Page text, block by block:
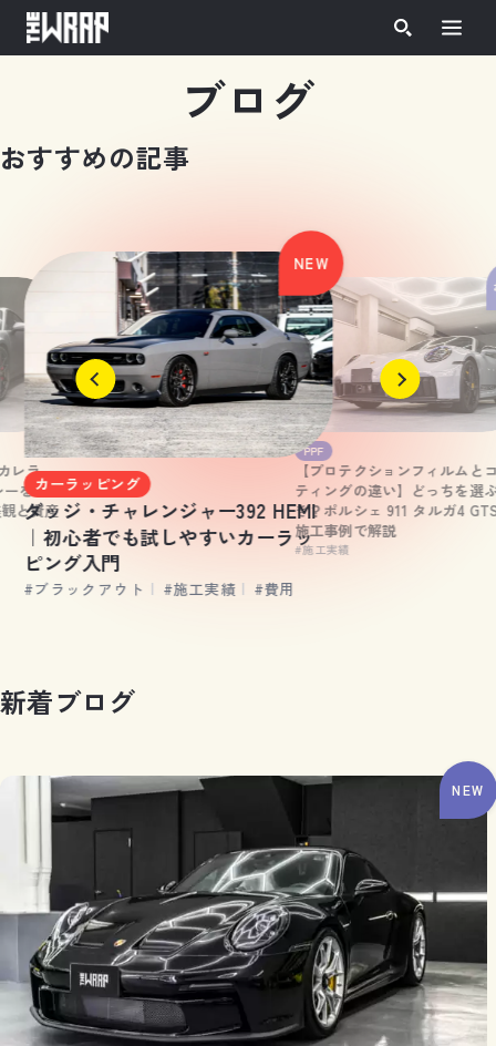
ホーム»ブログ
ブログ
おすすめの記事
レラ
ーをマ
と資産
NEW
2026.06.30
カーラッピング
ダッジ・チャレンジャー392 HEMI
｜初心者でも試しやすいカーラッ
ピング入門
#ブラックアウト | #施工実績 | #費用
2026.06.23
PPF
【プロテクションフィルムと
ティングの違い】どっちを選
き？ポルシェ 911 タルガ4
施工事例で解説
#施工実績
新着ブロ グ
NEW